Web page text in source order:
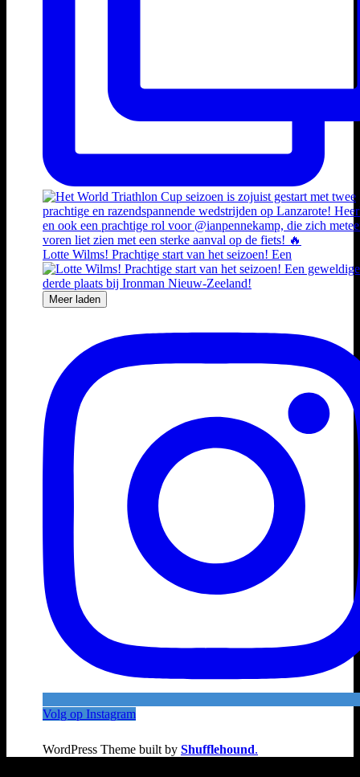
Lotte Wilms! Prachtige start van het seizoen! Een
Meer laden
Volg op Instagram
WordPress Theme built by Shufflehound.